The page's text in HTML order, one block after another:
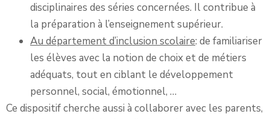
disciplinaires des séries concernées. Il contribue à
la préparation à l’enseignement supérieur.
Au département d’inclusion scolaire: de familiariser
les élèves avec la notion de choix et de métiers
adéquats, tout en ciblant le développement
personnel, social, émotionnel, …
Ce dispositif cherche aussi à collaborer avec les parents,